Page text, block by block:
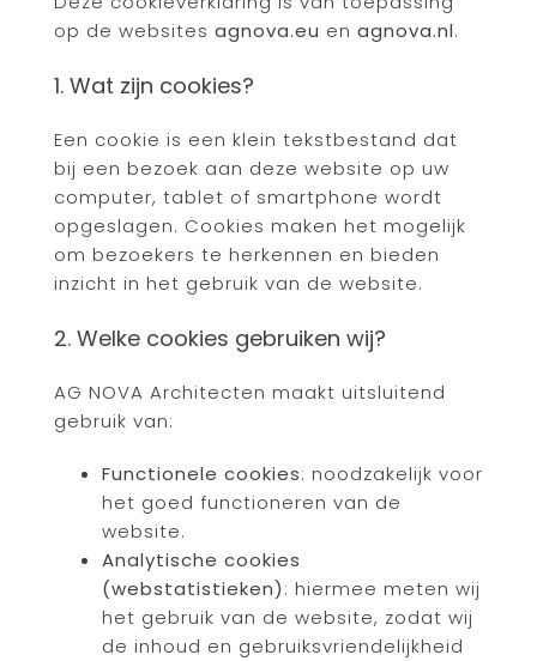
op de websites agnova.eu en agnova.nl.
1. Wat zijn cookies?
Een cookie is een klein tekstbestand dat
bij een bezoek aan deze website op uw
computer, tablet of smartphone wordt
opgeslagen. Cookies maken het mogelijk
om bezoekers te herkennen en bieden
inzicht in het gebruik van de website.
2. Welke cookies gebruiken wij?
AG NOVA Architecten maakt uitsluitend
gebruik van:
Functionele cookies: noodzakelijk voor
het goed functioneren van de
website.
Analytische cookies
(webstatistieken): hiermee meten wij
het gebruik van de website, zodat wij
de inhoud en gebruiksvriendelijkheid